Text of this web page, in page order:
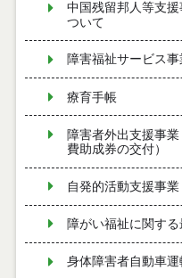
中国残留邦人等支
ついて
障害福祉サービス
療育手帳
障害者外出支援事
費助成券の交付）
自発的活動支援事業
障がい福祉に関する
身体障害者自動車